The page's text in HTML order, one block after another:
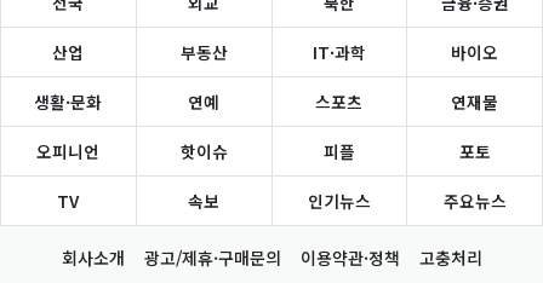
산업 부동산 IT·과학 바이오
생활·문화 연예 스포츠 연재물
오피니언 핫이슈 피플 포토
TV 속보 인기뉴스 주요뉴스
회사소개 광고/제휴·구매문의 이용약관·정책 고충처리